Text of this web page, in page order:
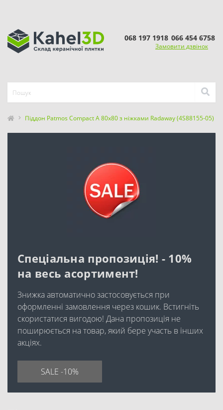
068 197 1918 066 454 6758
Замовити дзвінок
Піддон Patmos Compact A 80x80 з ніжками Radaway (4S88155-05)
Спеціальна пропозиція! - 10%
на весь асортимент!
Знижка автоматично застосовується при
оформленні замовлення через кошик. Встигніть
скористатися вигодою! Дана пропозиція не
поширюється на товар, який бере участь в інших
акціях.
SALE -10%